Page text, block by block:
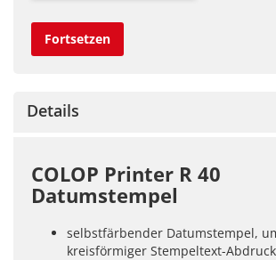
Fortsetzen
Details
COLOP Printer R 40
Datumstempel
selbstfärbender Datumstempel,
kreisförmiger Stempeltext-